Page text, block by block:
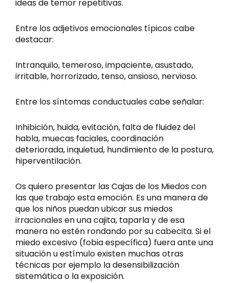
ideas de temor repetitivas.
Entre los adjetivos emocionales típicos cabe
destacar:
Intranquilo, temeroso, impaciente, asustado,
irritable, horrorizado, tenso, ansioso, nervioso.
Entre los síntomas conductuales cabe señalar:
Inhibición, huida, evitación, falta de fluidez del
habla, muecas faciales, coordinación
deteriorada, inquietud, hundimiento de la postura,
hiperventilación.
Os quiero presentar las Cajas de los Miedos con
las que trabajo esta emoción. Es una manera de
que los niños puedan ubicar sus miedos
irracionales en una cajita, taparla y de esa
manera no estén rondando por su cabecita. Si el
miedo excesivo (fobia específica) fuera ante una
situación u estímulo existen muchas otras
técnicas por ejemplo la desensibilización
sistemática o la exposición.